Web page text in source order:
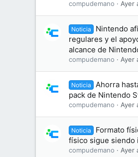
compudemano Ayer
Noticia
Nintendo
regulares y el
alcance de
compudemano Ayer
Noticia
Ahorra
pack de Nintendo
compudemano Ayer
Noticia
Formato
físico sigue siendo
compudemano Ayer